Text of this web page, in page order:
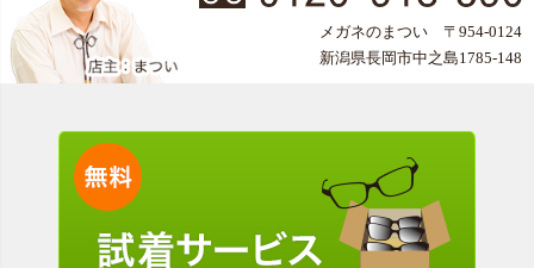
メガネのまつい 〒954-0124
新潟県長岡市中之島1785-148